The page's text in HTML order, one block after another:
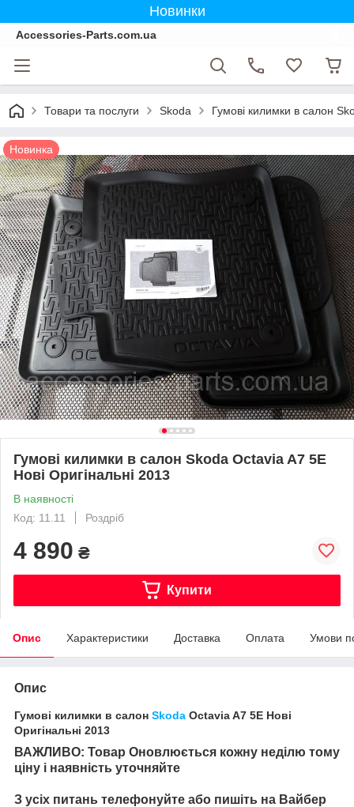
Новинки
Accessories-Parts.com.ua
Товари та послуги Skoda Гумові килимки в салон
Новинка
Гумові килимки в салон Skoda Octavia A7 5E
Нові Оригінальні 2013
В наявності
Код: 11.11
Роздріб
4 890 ₴
Купити
Опис Характеристики Доставка Оплата Умови
Опис
Гумові килимки в салон Skoda Octavia A7 5E Нові
Оригінальні 2013
ВАЖЛИВО: Товар Оновлюється кожну неділю тому
ціну і наявність уточняйте
З усіх питань телефонуйте або пишіть на Вайбер